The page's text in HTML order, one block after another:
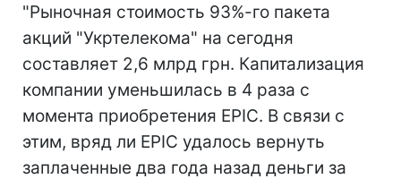
"Рыночная стоимость 93%-го пакета
акций "Укртелекома" на сегодня
составляет 2,6 млрд грн. Капитализация
компании уменьшилась в 4 раза с
момента приобретения EPIC. В связи с
этим, вряд ли EPIC удалось вернуть
заплаченные два года назад деньги за